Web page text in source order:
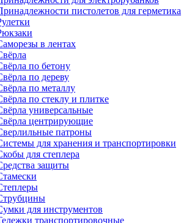
пистолетов для герметика
в лентах
по бетону
по дереву
по металлу
по стеклу и плитке
универсальные
центрирующие
патроны
для хранения и транспортировки
для степлера
защиты
для инструментов
транспортировочные